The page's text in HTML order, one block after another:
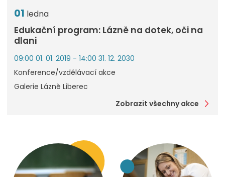
01 ledna
Edukační program: Lázně na dotek, oči na
dlani
09:00 01. 01. 2019 - 14:00 31. 12. 2030
Konference/vzdělávací akce
Galerie Lázně Liberec
Zobrazit všechny akce